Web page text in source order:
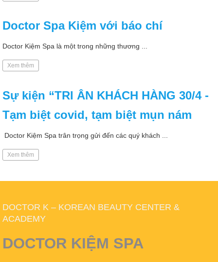
Doctor Spa Kiệm với báo chí
Doctor Kiệm Spa là một trong những thương ...
Xem thêm
Sự kiện “TRI ÂN KHÁCH HÀNG 30/4 -
Tạm biệt covid, tạm biệt mụn nám
Doctor Kiệm Spa trân trọng gửi đến các quý khách ...
Xem thêm
DOCTOR K – KOREAN BEAUTY CENTER &
ACADEMY
DOCTOR KIỆM SPA